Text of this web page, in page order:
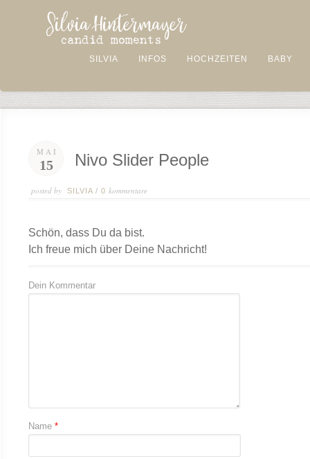
SILVIA INFOS HOCHZEITEN BABY
MAI
15 Nivo Slider People
posted by SILVIA / 0 kommentare
Schön, dass Du da bist.
Ich freue mich über Deine Nachricht!
Dein Kommentar
Name *